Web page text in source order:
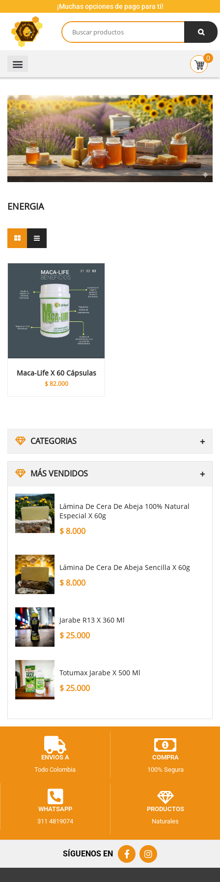
¡Muchas opciones de pago para tí!
0
CATEGORIAS
MÁS VENDIDOS
Lámina De Cera De Abeja 100% Natural
Especial X 60g
$8.000
Lámina De Cera De Abeja Sencilla X 60g
$8.000
Jarabe R13 X 360 Ml
$25.000
Totumax Jarabe X 500 Ml
$25.000
ENERGIA
Maca-Life X 60 Cápsulas
$82.000
ENVIOS A
Todo Colombia
COMPRA
100% Segura
WHATSAPP
311 4819074
PRODUCTOS
Naturales
SÍGUENOS EN